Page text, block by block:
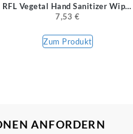
RFL Vegetal Hand Sanitizer Wipe Desinfektionstücher 50 Stück
7,53€
Zum Produkt
ANFORDERN